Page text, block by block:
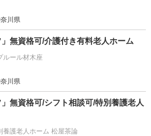
川県
」無資格可/介護付き有料老人ホーム
ルール材木座
川県
」無資格可/シフト相談可/特別養護老人
護老人ホーム 松屋茶論